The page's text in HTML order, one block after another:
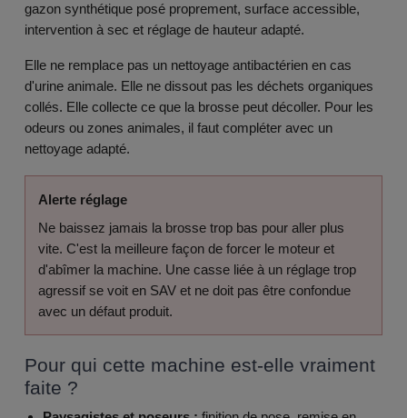
gazon synthétique posé proprement, surface accessible,
intervention à sec et réglage de hauteur adapté.
Elle ne remplace pas un nettoyage antibactérien en cas
d'urine animale. Elle ne dissout pas les déchets organiques
collés. Elle collecte ce que la brosse peut décoller. Pour les
odeurs ou zones animales, il faut compléter avec un
nettoyage adapté.
Alerte réglage
Ne baissez jamais la brosse trop bas pour aller plus
vite. C'est la meilleure façon de forcer le moteur et
d'abîmer la machine. Une casse liée à un réglage trop
agressif se voit en SAV et ne doit pas être confondue
avec un défaut produit.
Pour qui cette machine est-elle vraiment
faite ?